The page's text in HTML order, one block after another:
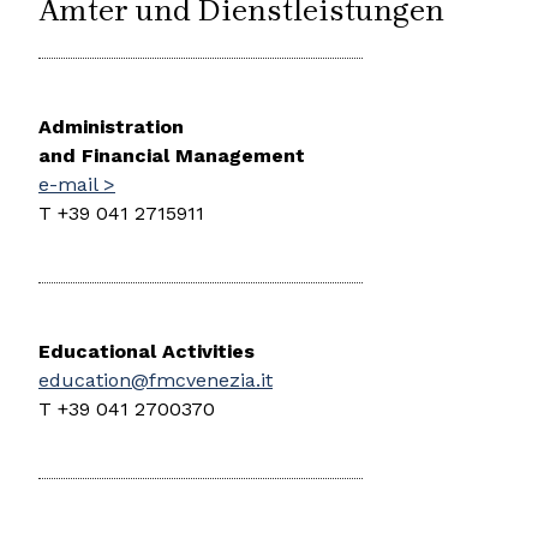
Ämter und Dienstleistungen
Administration
and Financial Management
e-mail >
T +39 041 2715911
Educational Activities
education@fmcvenezia.it
T +39 041 2700370